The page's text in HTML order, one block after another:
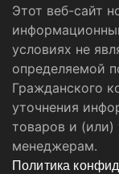
Этот веб-сайт
условиях не
определяемой
Гражданского
уточнения
товаров и (или)
менеджерам.
Политика